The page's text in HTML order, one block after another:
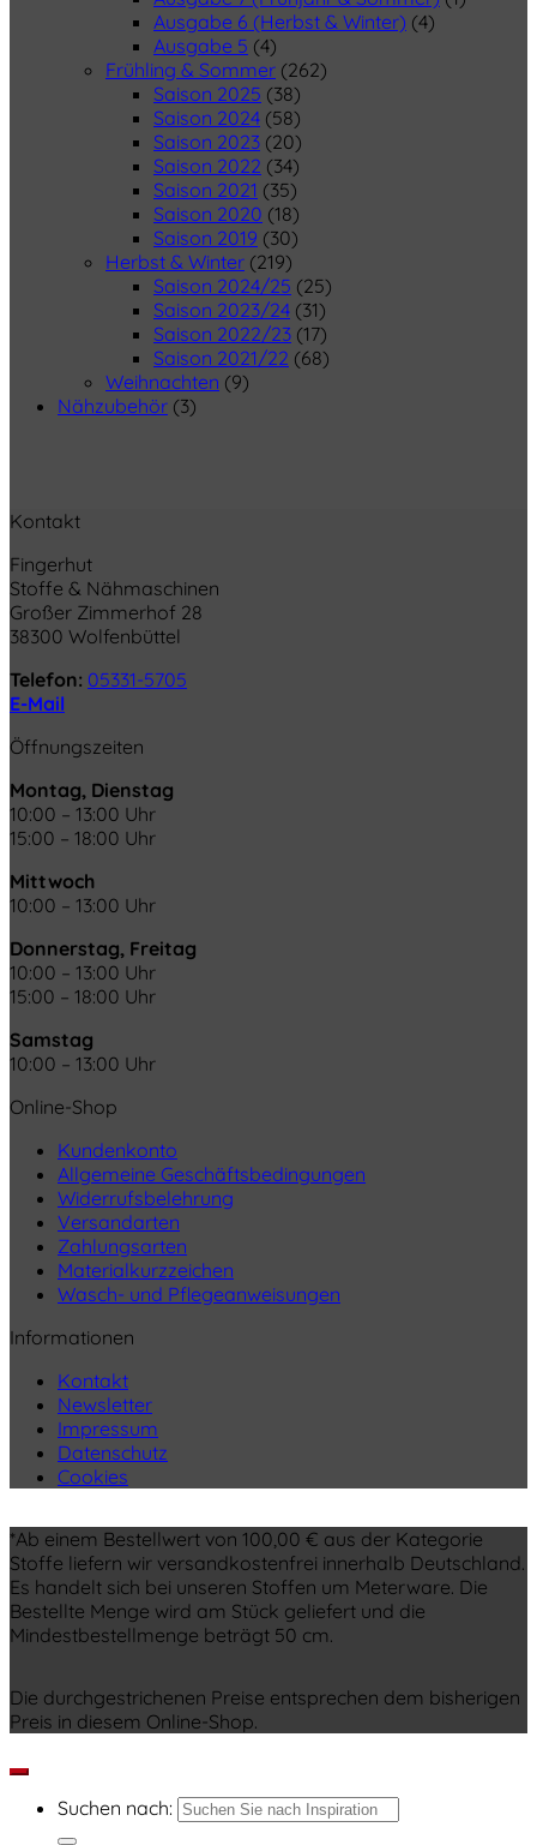
Ausgabe 6 (Herbst & Winter) (4)
Ausgabe 5 (4)
Frühling & Sommer (262)
Saison 2025 (38)
Saison 2024 (58)
Saison 2023 (20)
Saison 2022 (34)
Saison 2021 (35)
Saison 2020 (18)
Saison 2019 (30)
Herbst & Winter (219)
Saison 2024/25 (25)
Saison 2023/24 (31)
Saison 2022/23 (17)
Saison 2021/22 (68)
Weihnachten (9)
Nähzubehör (3)
Kontakt
Fingerhut
Stoffe & Nähmaschinen
Großer Zimmerhof 28
38300 Wolfenbüttel
Telefon: 05331-5705
E-Mail
Öffnungszeiten
Montag, Dienstag
10:00 – 13:00 Uhr
15:00 – 18:00 Uhr
Mittwoch
10:00 – 13:00 Uhr
Donnerstag, Freitag
10:00 – 13:00 Uhr
15:00 – 18:00 Uhr
Samstag
10:00 – 13:00 Uhr
Online-Shop
Kundenkonto
Allgemeine Geschäftsbedingungen
Widerrufsbelehrung
Versandarten
Zahlungsarten
Materialkurzzeichen
Wasch- und Pflegeanweisungen
Informationen
Kontakt
Newsletter
Impressum
Datenschutz
Cookies
*Ab einem Bestellwert von 100,00 € aus der Kategorie
Stoffe liefern wir versandkostenfrei innerhalb Deutschland.
Es handelt sich bei unseren Stoffen um Meterware. Die
Bestellte Menge wird am Stück geliefert und die
Mindestbestellmenge beträgt 50 cm.
Die durchgestrichenen Preise entsprechen dem bisherigen
Preis in diesem Online-Shop.
Suchen nach: